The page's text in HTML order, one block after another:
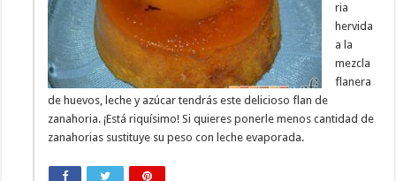
ria
hervida
a la
mezcla
flanera
de huevos, leche y azúcar tendrás este delicioso flan de
zanahoria. ¡Está riquísimo! Si quieres ponerle menos cantidad de
zanahorias sustituye su peso con leche evaporada.